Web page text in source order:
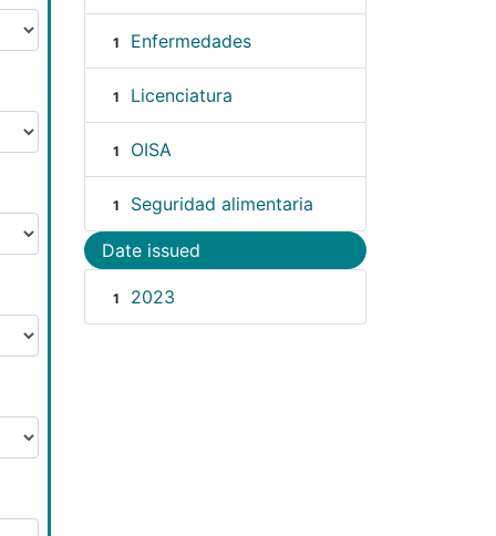
1 Enfermedades
1 Licenciatura
1 OISA
1 Seguridad alimentaria
Date issued
1 2023